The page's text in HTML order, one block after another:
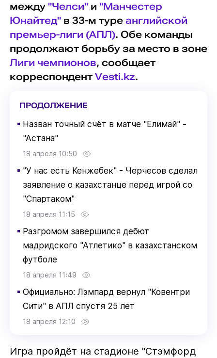
между "Челси"и "Манчестер
Юнайтед"в 33-м туре английской
премьер-лиги (АПЛ). Обе команды
продолжают борьбу за место в зоне
Лиги чемпионов, сообщает
корреспондент Vesti.kz.
ПРОДОЛЖЕНИЕ
▪ Назван точный счёт в матче "Елимай" -
"Астана"
18 апреля 10:50
▪ "У нас есть Кенжебек" - Черчесов сделал
заявление о казахстанце перед игрой со
"Спартаком"
18 апреля 11:15
▪ Разгромом завершился дебют
мадридского "Атлетико" в казахстанском
футболе
18 апреля 11:49
▪ Официально: Лэмпард вернул "Ковентри
Сити" в АПЛ спустя 25 лет
18 апреля 12:10
Игра пройдёт на стадионе "Стэмфорд